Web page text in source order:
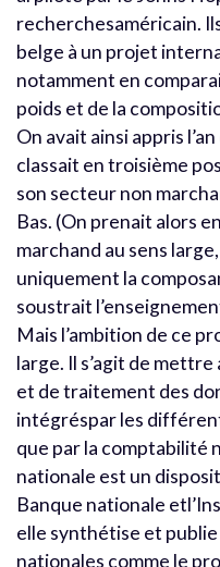
recherchesaméricain.
belge à un projet
notamment en
poids et de la
On avait ainsi appris
classait en troisième
son secteur non
Bas. (On prenait alors
marchand au sens
uniquement la
soustrait
Mais l’ambition de ce
large. Il s’agit de
et de traitement des
intégréspar les
que par la comptabilité
nationale est un
Banque nationale
elle synthétise et
nationales comme le